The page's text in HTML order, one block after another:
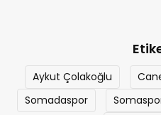
Aykut Çolakoğlu
Somadaspor